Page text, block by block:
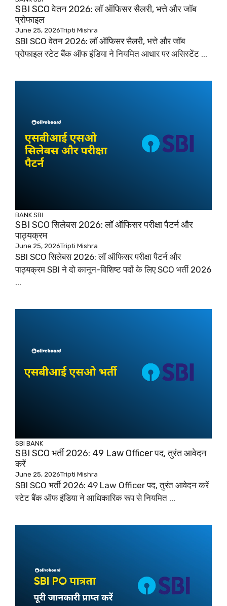
SBI SCO वेतन 2026: लॉ ऑफिसर सैलरी, भत्ते और जॉब
प्रोफाइल
June 25, 2026Tripti Mishra
SBI SCO वेतन 2026: लॉ ऑफिसर सैलरी, भत्ते और जॉब
प्रोफाइल स्टेट बैंक ऑफ इंडिया ने नियमित आधार पर असिस्टेंट ...
BANK SBI
SBI SCO सिलेबस 2026: लॉ ऑफिसर परीक्षा पैटर्न और
पाठ्यक्रम
June 25, 2026Tripti Mishra
SBI SCO सिलेबस 2026: लॉ ऑफिसर परीक्षा पैटर्न और
पाठ्यक्रम SBI ने दो कानून-विशिष्ट पदों के लिए SCO भर्ती 2026
...
SBI BANK
SBI SCO भर्ती 2026: 49 Law Officer पद, तुरंत आवेदन
करें
June 25, 2026Tripti Mishra
SBI SCO भर्ती 2026: 49 Law Officer पद, तुरंत आवेदन करें
स्टेट बैंक ऑफ इंडिया ने आधिकारिक रूप से नियमित ...